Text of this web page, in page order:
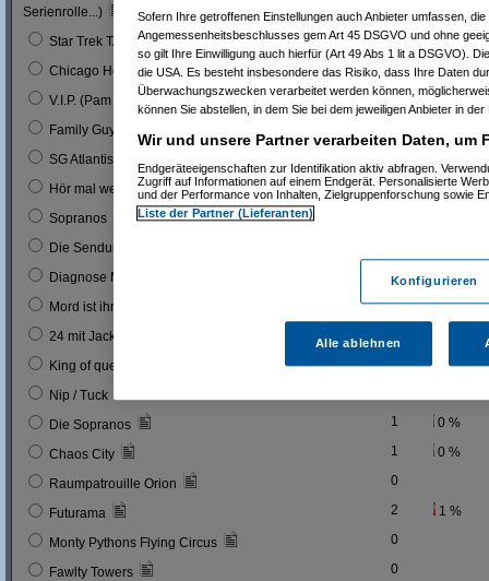
Serienrolle...)
Star Trek TAS 0
Chicago Hope 0
V.I.P. (Pam A.) 1 0 %
Family Guy
SG Atlantis
Hör mal wer da hämmert! 9 3 %
Sopranos
Die Sendung ohne Namen
Diagnose Mord 1 0 %
Mord ist ihr Hobby 0
24 mit Jack Bauer
King of queens 15 5 %
Nip / Tuck
Die Sopranos 1 0 %
Chaos City 1 0 %
Raumpatrouille Orion 0
Futurama 2 1 %
Monty Pythons Flying Circus 0
Fawlty Towers 0
Sofern Ihre getroffenen Einstellungen auch Anbieter umfassen,
Angemessenheitsbeschlusses gem Art 45 DSGVO und ohne
so gilt Ihre Einwilligung auch hierfür (Art 49 Abs 1 lit a DSGVO).
die USA. Es besteht insbesondere das Risiko, dass Ihre Daten
Überwachungszwecken verarbeitet werden können,
können Sie abstellen, in dem Sie bei dem jeweiligen Anbieter in
Wir und unsere Partner verarbeiten Daten, um
Endgeräteeigenschaften zur Identifikation aktiv abfragen.
Zugriff auf Informationen auf einem Endgerät. Personalisierte
und der Performance von Inhalten, Zielgruppenforschung sowie
Liste der Partner (Lieferanten)
Konfigurieren
Alle ablehnen